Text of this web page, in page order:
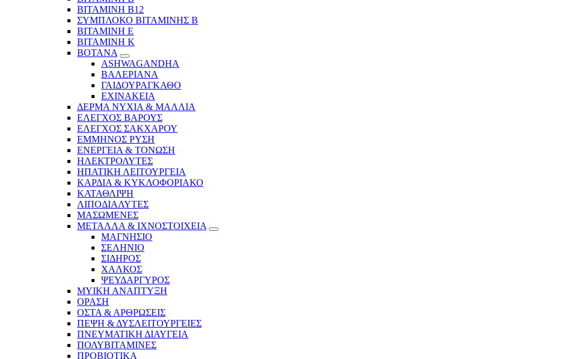
ΒΙΤΑΜΙΝΗ Β12
ΣΥΜΠΛΟΚΟ ΒΙΤΑΜΙΝΗΣ Β
ΒΙΤΑΜΙΝΗ Ε
ΒΙΤΑΜΙΝΗ Κ
ΒΟΤΑΝΑ
ASHWAGANDHA
ΒΑΛΕΡΙΑΝΑ
ΓΑΙΔΟΥΡΑΓΚΑΘΟ
ΕΧΙΝΑΚΕΙΑ
ΔΕΡΜΑ ΝΥΧΙΑ & ΜΑΛΛΙΑ
ΕΛΕΓΧΟΣ ΒΑΡΟΥΣ
ΕΛΕΓΧΟΣ ΣΑΚΧΑΡΟΥ
ΕΜΜΗΝΟΣ ΡΥΣΗ
ΕΝΕΡΓΕΙΑ & ΤΟΝΩΣΗ
ΗΛΕΚΤΡΟΛΥΤΕΣ
ΗΠΑΤΙΚΗ ΛΕΙΤΟΥΡΓΕΙΑ
ΚΑΡΔΙΑ & ΚΥΚΛΟΦΟΡΙΑΚΟ
ΚΑΤΑΘΛΙΨΗ
ΛΙΠΟΔΙΑΛΥΤΕΣ
ΜΑΣΩΜΕΝΕΣ
ΜΕΤΑΛΛΑ & ΙΧΝΟΣΤΟΙΧΕΙΑ
ΜΑΓΝΗΣΙΟ
ΣΕΛΗΝΙΟ
ΣΙΔΗΡΟΣ
ΧΑΛΚΟΣ
ΨΕΥΔΑΡΓΥΡΟΣ
ΜΥΙΚΗ ΑΝΑΠΤΥΞΗ
ΟΡΑΣΗ
ΟΣΤΑ & ΑΡΘΡΩΣΕΙΣ
ΠΕΨΗ & ΔΥΣΛΕΙΤΟΥΡΓΕΙΕΣ
ΠΝΕΥΜΑΤΙΚΗ ΔΙΑΥΓΕΙΑ
ΠΟΛΥΒΙΤΑΜΙΝΕΣ
ΠΡΟΒΙΟΤΙΚΑ